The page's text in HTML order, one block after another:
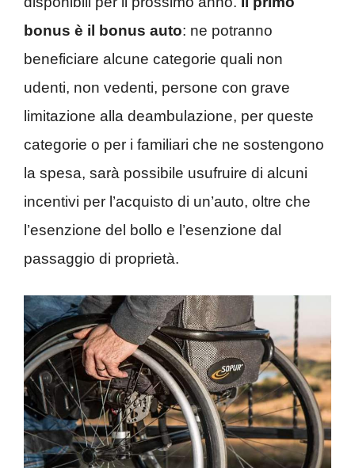
bonus è il bonus auto: ne potranno
beneficiare alcune categorie quali non
udenti, non vedenti, persone con grave
limitazione alla deambulazione, per queste
categorie o per i familiari che ne sostengono
la spesa, sarà possibile usufruire di alcuni
incentivi per l’acquisto di un’auto, oltre che
l’esenzione del bollo e l’esenzione dal
passaggio di proprietà.